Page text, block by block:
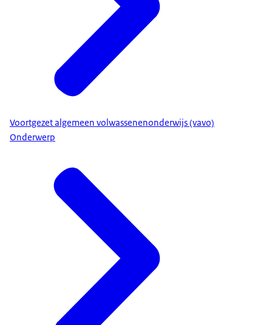
Voortgezet algemeen volwassenenonderwijs (vavo)
Onderwerp